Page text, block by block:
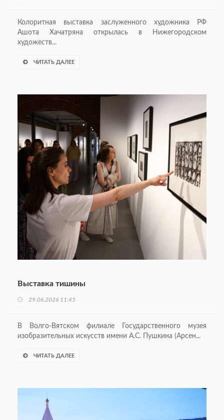
Колоритная выставка заслуженного художника РФ
Ашота Хачатряна открылась в Нижегородском
художеств...
ЧИТАТЬ ДАЛЕЕ
Выставка тишины
29.06.2026 11:45
В Волго-Вятском филиале Государственного музея
изобразительных искусств имени А.С. Пушкина (Арсен...
ЧИТАТЬ ДАЛЕЕ